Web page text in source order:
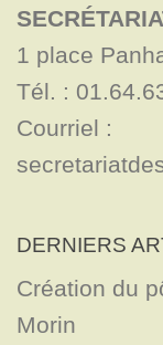
1 place
Tél. :
Courriel :
DERNIERS
Création du
Morin